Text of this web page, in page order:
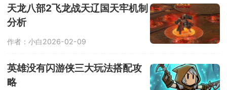
景，发掘更多的探索技能，在世界各地
的极端环境中独自求生。
天龙八部2飞龙战天辽国天牢机制
分析
作者：小白2026-02-09
英雄没有闪游侠三大玩法搭配攻
略